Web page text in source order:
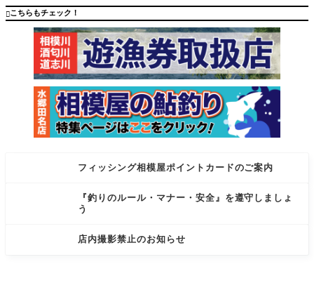
こちらもチェック！
フィッシング相模屋ポイントカードのご案内
『釣りのルール・マナー・安全』を遵守しましょ
う
店内撮影禁止のお知らせ
がら沖へ
移動しな
が
入いただ
けます！
U-